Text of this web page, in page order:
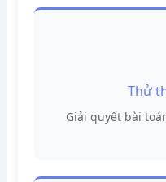
Thử
Giải quyết bài